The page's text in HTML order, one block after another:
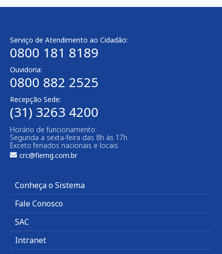
Serviço de Atendimento ao Cidadão:
0800 181 8189
Ouvidoria:
0800 882 2525
Recepção Sede:
(31) 3263 4200
Horário de funcionamento:
Segunda a sexta-feira das 8h às 17h
Exceto feriados nacionais e locais.
crc@fiemg.com.br
Conheça o Sistema
Fale Conosco
SAC
Intranet